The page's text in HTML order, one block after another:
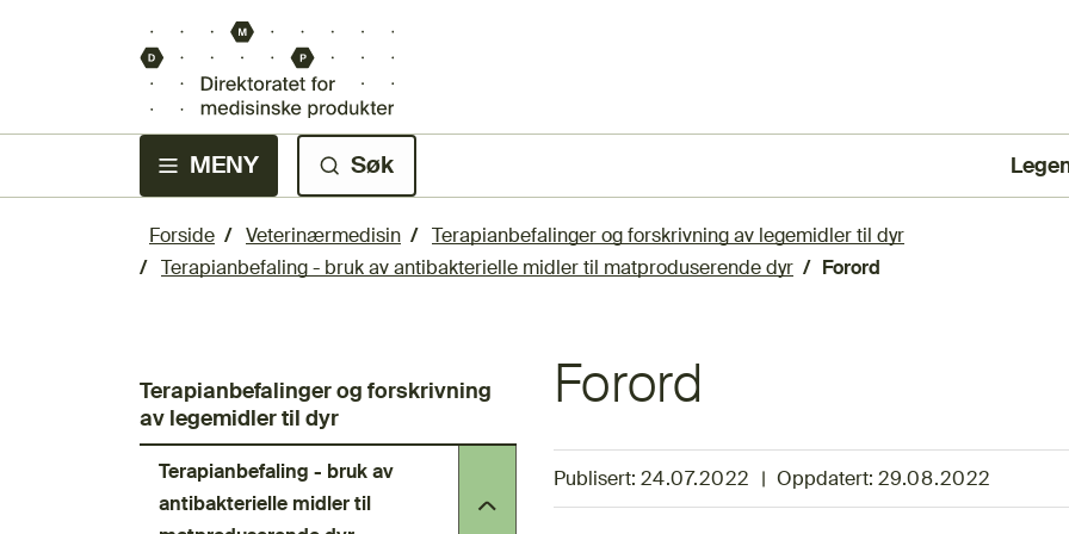
MENY Søk
Forside Veterinærmedisin
Terapianbefalinger og forskrivning av legemidler til dyr
Terapianbefaling - bruk av antibakterielle midler til matproduserende dyr
Forord
Terapianbefalinger og forskrivning
av legemidler til dyr
Terapianbefaling - bruk av
antibakterielle midler til
Forord
Publisert: 24.07.2022 Oppdatert:29.08.2022